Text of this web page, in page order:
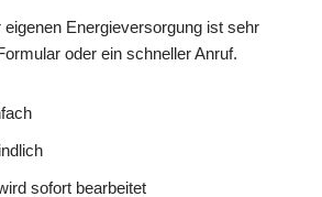
eigenen Energieversorgung ist sehr
oder ein schneller Anruf.
sofort bearbeitet